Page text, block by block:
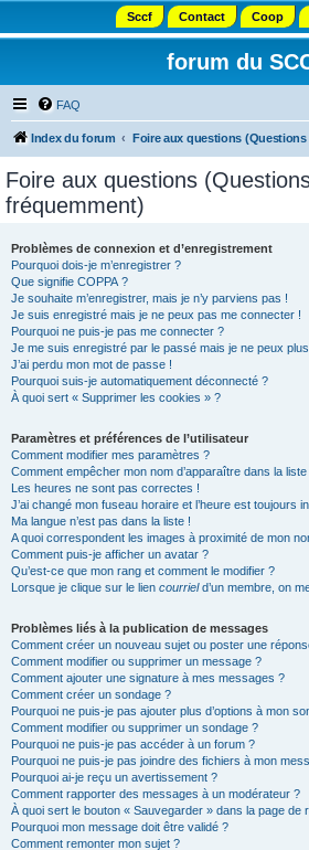
Sccf Contact Coop
forum du
FAQ
Index du forum Foire aux questions
Foire aux questions
fréquemment)
Problèmes de connexion et d’enregistrement
Pourquoi dois-je m’enregistrer ?
Que signifie COPPA ?
Je souhaite m’enregistrer, mais je n’y parviens pas !
Je suis enregistré mais je ne peux pas me connecter !
Pourquoi ne puis-je pas me connecter ?
Je me suis enregistré par le passé mais je ne peux
J’ai perdu mon mot de passe !
Pourquoi suis-je automatiquement déconnecté ?
À quoi sert « Supprimer les cookies » ?
Paramètres et préférences de l’utilisateur
Comment modifier mes paramètres ?
Comment empêcher mon nom d’apparaître dans la
Les heures ne sont pas correctes !
J’ai changé mon fuseau horaire et l’heure est toujours
Ma langue n’est pas dans la liste !
A quoi correspondent les images à proximité de mon
Comment puis-je afficher un avatar ?
Qu’est-ce que mon rang et comment le modifier ?
Lorsque je clique sur le lien courrield’un membre, on
Problèmes liés à la publication de messages
Comment créer un nouveau sujet ou poster une
Comment modifier ou supprimer un message ?
Comment ajouter une signature à mes messages ?
Comment créer un sondage ?
Pourquoi ne puis-je pas ajouter plus d’options à mon
Comment modifier ou supprimer un sondage ?
Pourquoi ne puis-je pas accéder à un forum ?
Pourquoi ne puis-je pas joindre des fichiers à mon
Pourquoi ai-je reçu un avertissement ?
Comment rapporter des messages à un modérateur ?
À quoi sert le bouton « Sauvegarder » dans la page de
Pourquoi mon message doit être validé ?
Comment remonter mon sujet ?